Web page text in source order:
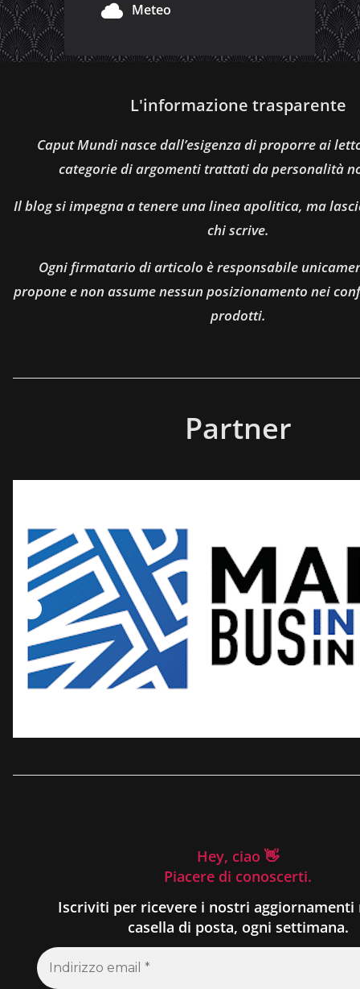
Meteo
L'informazione trasparente
Caput Mundi nasce dall’esigenza di proporre ai
categorie di argomenti trattati da personalità
Il blog si impegna a tenere una linea apolitica, ma
chi scrive.
Ogni firmatario di articolo è responsabile
propone e non assume nessun posizionamento nei
prodotti.
Partner
Hey, ciao 👋
Piacere di conoscerti.
Iscriviti per ricevere i nostri aggiornamenti
casella di posta, ogni settimana.